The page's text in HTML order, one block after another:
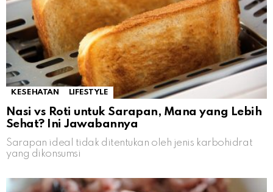
KESEHATAN LIFESTYLE
Nasi vs Roti untuk Sarapan, Mana yang Lebih
Sehat? Ini Jawabannya
Sarapan ideal tidak ditentukan oleh jenis karbohidrat
yang dikonsumsi